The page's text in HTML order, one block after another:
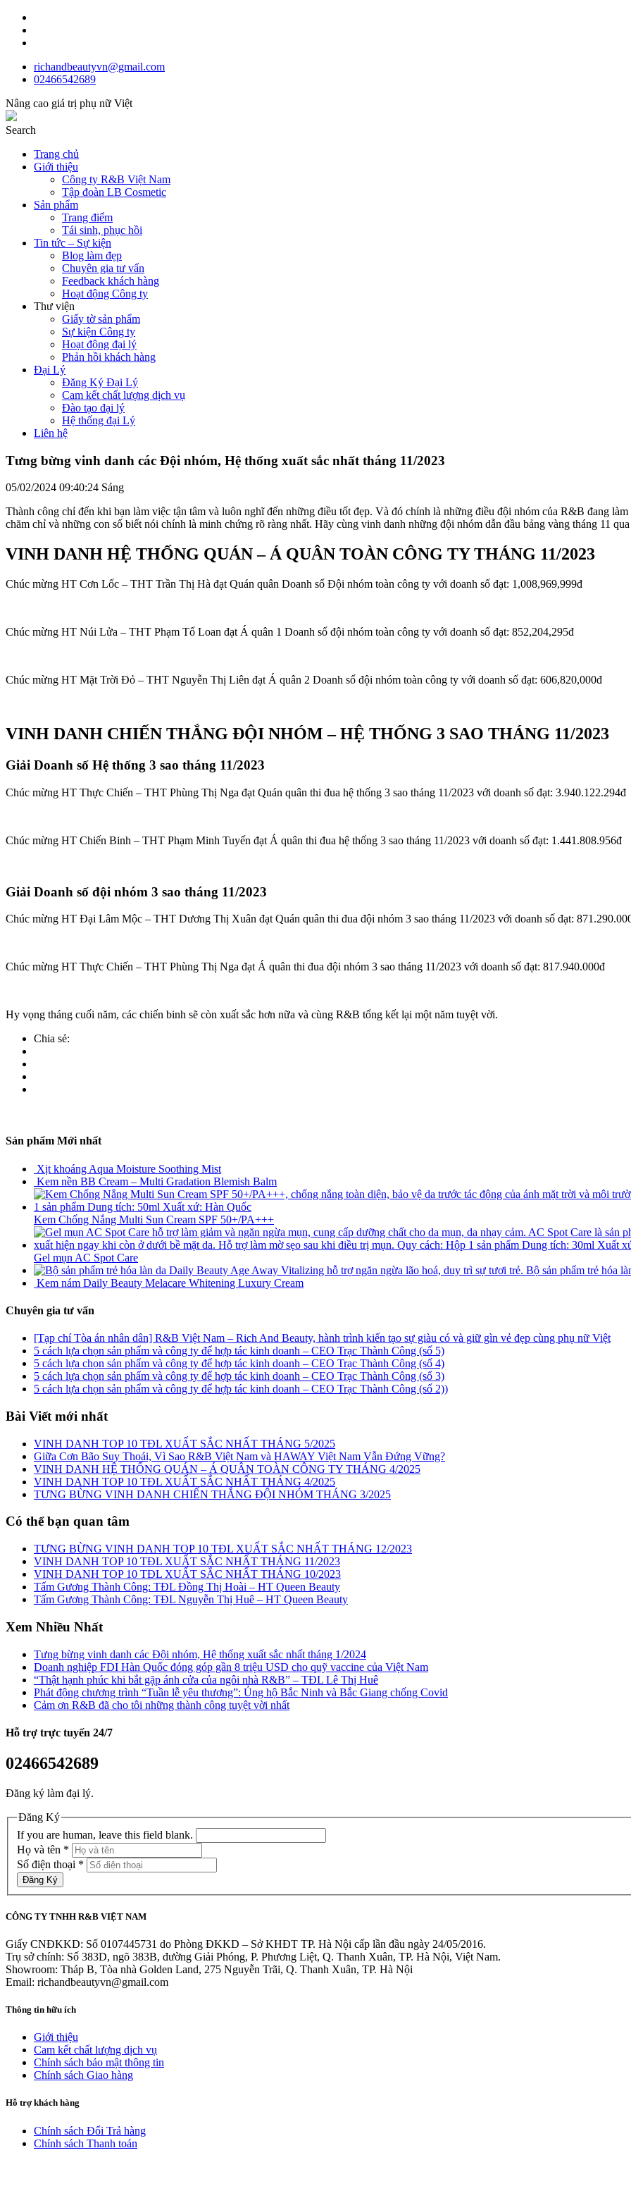
richandbeautyvn@gmail.com
02466542689
Nâng cao giá trị phụ nữ Việt
Search
Trang chủ
Giới thiệu
Công ty R&B Việt Nam
Tập đoàn LB Cosmetic
Sản phẩm
Trang điểm
Tái sinh, phục hồi
Tin tức – Sự kiện
Blog làm đẹp
Chuyên gia tư vấn
Feedback khách hàng
Hoạt động Công ty
Thư viện
Giấy tờ sản phẩm
Sự kiện Công ty
Hoạt động đại lý
Phản hồi khách hàng
Đại Lý
Đăng Ký Đại Lý
Cam kết chất lượng dịch vụ
Đào tạo đại lý
Hệ thống đại Lý
Liên hệ
Tưng bừng vinh danh các Đội nhóm, Hệ thống xuất sắc nhất tháng 11/2023
05/02/2024 09:40:24 Sáng
Thành công chỉ đến khi bạn làm việc tận tâm và luôn nghĩ đến những điều tốt đẹp. Và đó chính là những điều đội nhóm của R&B đang
chăm chỉ và những con số biết nói chính là minh chứng rõ ràng nhất. Hãy cùng vinh danh những đội nhóm dẫn đầu bảng vàng tháng 11
VINH DANH HỆ THỐNG QUÁN – Á QUÂN TOÀN CÔNG TY THÁNG 11/2023️
Chúc mừng HT Cơn Lốc – THT Trần Thị Hà đạt Quán quân Doanh số Đội nhóm toàn công ty với doanh số đạt: 1,008,969,999đ
Chúc mừng HT Núi Lửa – THT Phạm Tố Loan đạt Á quân 1 Doanh số đội nhóm toàn công ty với doanh số đạt: 852,204,295đ
Chúc mừng HT Mặt Trời Đỏ – THT Nguyễn Thị Liên đạt Á quân 2 Doanh số đội nhóm toàn công ty với doanh số đạt: 606,820,000đ
VINH DANH CHIẾN THẮNG ĐỘI NHÓM – HỆ THỐNG 3 SAO THÁNG 11/2023
Giải Doanh số Hệ thống 3 sao tháng 11/2023️
Chúc mừng HT Thực Chiến – THT Phùng Thị Nga đạt Quán quân thi đua hệ thống 3 sao tháng 11/2023️ với doanh số đạt: 3.940.122.294đ
Chúc mừng HT Chiến Binh – THT Phạm Minh Tuyến đạt Á quân thi đua hệ thống 3 sao tháng 11/2023️ với doanh số đạt: 1.441.808.956đ
Giải Doanh số đội nhóm 3 sao tháng 11/2023️
Chúc mừng HT Đại Lâm Mộc – THT Dương Thị Xuân đạt Quán quân thi đua đội nhóm 3 sao tháng 11/2023️ với doanh số đạt:
Chúc mừng HT Thực Chiến – THT Phùng Thị Nga đạt Á quân thi đua đội nhóm 3 sao tháng 11/2023️ với doanh số đạt: 817.940.000đ
Hy vọng tháng cuối năm, các chiến binh sẽ còn xuất sắc hơn nữa và cùng R&B tổng kết lại một năm tuyệt vời.
Chia sẻ:
Sản phẩm Mới nhất
Xịt khoáng Aqua Moisture Soothing Mist
Kem nền BB Cream – Multi Gradation Blemish Balm
Kem Chống Nắng Multi Sun Cream SPF 50+/PA+++
Gel mụn AC Spot Care
Bộ sản phẩm trẻ hóa
Kem nám Daily Beauty Melacare Whitening Luxury Cream
Chuyên gia tư vấn
[Tạp chí Tòa án nhân dân] R&B Việt Nam – Rich And Beauty, hành trình kiến tạo sự giàu có và giữ gìn vẻ đẹp cùng phụ nữ Việt
5 cách lựa chọn sản phẩm và công ty để hợp tác kinh doanh – CEO Trạc Thành Công (số 5)
5 cách lựa chọn sản phẩm và công ty để hợp tác kinh doanh – CEO Trạc Thành Công (số 4)
5 cách lựa chọn sản phẩm và công ty để hợp tác kinh doanh – CEO Trạc Thành Công (số 3)
5 cách lựa chọn sản phẩm và công ty để hợp tác kinh doanh – CEO Trạc Thành Công (số 2))
Bài Viết mới nhất
VINH DANH TOP 10 TĐL XUẤT SẮC NHẤT THÁNG 5/2025
Giữa Cơn Bão Suy Thoái, Vì Sao R&B Việt Nam và HAWAY Việt Nam Vẫn Đứng Vững?
VINH DANH HỆ THỐNG QUÁN – Á QUÂN TOÀN CÔNG TY THÁNG 4/2025
️VINH DANH TOP 10 TĐL XUẤT SẮC NHẤT THÁNG 4/2025
TƯNG BỪNG VINH DANH CHIẾN THẮNG ĐỘI NHÓM THÁNG 3/2025
Có thể bạn quan tâm
TƯNG BỪNG VINH DANH TOP 10 TĐL XUẤT SẮC NHẤT THÁNG 12/2023
️VINH DANH TOP 10 TĐL XUẤT SẮC NHẤT THÁNG 11/2023
️VINH DANH TOP 10 TĐL XUẤT SẮC NHẤT THÁNG 10/2023
Tấm Gương Thành Công: TĐL Đồng Thị Hoài – HT Queen Beauty
Tấm Gương Thành Công: TĐL Nguyễn Thị Huê – HT Queen Beauty
Xem Nhiều Nhất
Tưng bừng vinh danh các Đội nhóm, Hệ thống xuất sắc nhất tháng 1/2024
Doanh nghiệp FDI Hàn Quốc đóng góp gần 8 triệu USD cho quỹ vaccine của Việt Nam
“Thật hạnh phúc khi bắt gặp ánh cửa của ngôi nhà R&B” – TĐL Lê Thị Huê
Phát động chương trình “Tuần lễ yêu thương”: Ủng hộ Bắc Ninh và Bắc Giang chống Covid
Cảm ơn R&B đã cho tôi những thành công tuyệt vời nhất
Hỗ trợ trực tuyến 24/7
02466542689
Đăng ký làm đại lý.
Đăng Ký
If you are human, leave this field blank.
Họ và tên *
Số điện thoại *
Đăng Ký
CÔNG TY TNHH R&B VIỆT NAM
Giấy CNĐKKD: Số 0107445731 do Phòng ĐKKD – Sở KHĐT TP. Hà Nội cấp lần đầu ngày 24/05/2016.
Trụ sở chính: Số 383D, ngõ 383B, đường Giải Phóng, P. Phương Liệt, Q. Thanh Xuân, TP. Hà Nội, Việt Nam.
Showroom: Tháp B, Tòa nhà Golden Land, 275 Nguyễn Trãi, Q. Thanh Xuân, TP. Hà Nội
Email: richandbeautyvn@gmail.com
Thông tin hữu ích
Giới thiệu
Cam kết chất lượng dịch vụ
Chính sách bảo mật thông tin
Chính sách Giao hàng
Hỗ trợ khách hàng
Chính sách Đổi Trả hàng
Chính sách Thanh toán